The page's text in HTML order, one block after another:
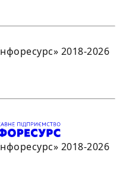
2018-2026
2018-2026